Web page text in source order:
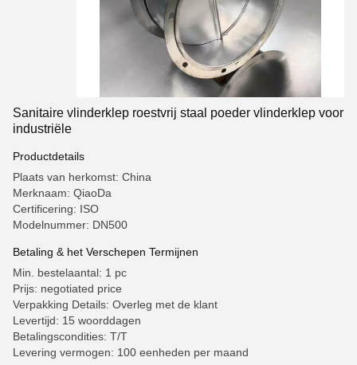
Sanitaire vlinderklep roestvrij staal poeder vlinderklep voor
industriële
Productdetails
Plaats van herkomst: China
Merknaam: QiaoDa
Certificering: ISO
Modelnummer: DN500
Betaling & het Verschepen Termijnen
Min. bestelaantal: 1 pc
Prijs: negotiated price
Verpakking Details: Overleg met de klant
Levertijd: 15 woorddagen
Betalingscondities: T/T
Levering vermogen: 100 eenheden per maand